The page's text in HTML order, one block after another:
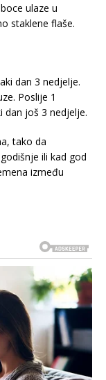
ulaze u
staklene flaše.
dan 3 nedjelje.
Poslije 1
dan još 3 nedjelje.
tako da
ili kad god
između